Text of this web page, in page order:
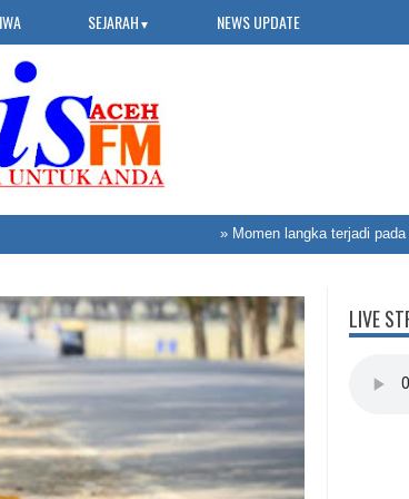
SEJARAH ▼ NEWS UPDATE
Momen langka terjadi pada
LIVE